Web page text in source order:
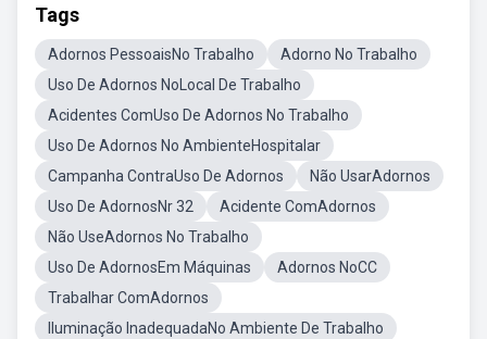
Tags
Adornos PessoaisNo Trabalho
Adorno No Trabalho
Uso De Adornos NoLocal De Trabalho
Acidentes ComUso De Adornos No Trabalho
Uso De Adornos No AmbienteHospitalar
Campanha ContraUso De Adornos
Não UsarAdornos
Uso De AdornosNr 32
Acidente ComAdornos
Não UseAdornos No Trabalho
Uso De AdornosEm Máquinas
Adornos NoCC
Trabalhar ComAdornos
Iluminação InadequadaNo Ambiente De Trabalho